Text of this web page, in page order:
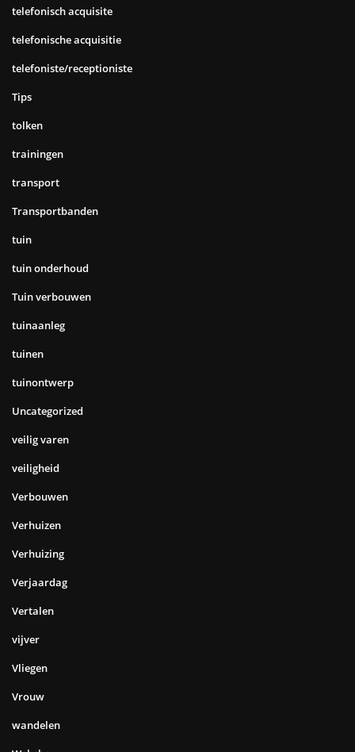
telefonisch acquisite
telefonische acquisitie
telefoniste/receptioniste
Tips
tolken
trainingen
transport
Transportbanden
tuin
tuin onderhoud
Tuin verbouwen
tuinaanleg
tuinen
tuinontwerp
Uncategorized
veilig varen
veiligheid
Verbouwen
Verhuizen
Verhuizing
Verjaardag
Vertalen
vijver
Vliegen
Vrouw
wandelen